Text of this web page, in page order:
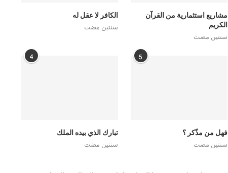
الكافر لا عقل له
سنتين مضت
مشاريع استثمارية من القرآن
الكريم
سنتين مضت
4
تبارك الذي بيده الملك
سنتين مضت
5
فهل من مذّكر ؟
سنتين مضت